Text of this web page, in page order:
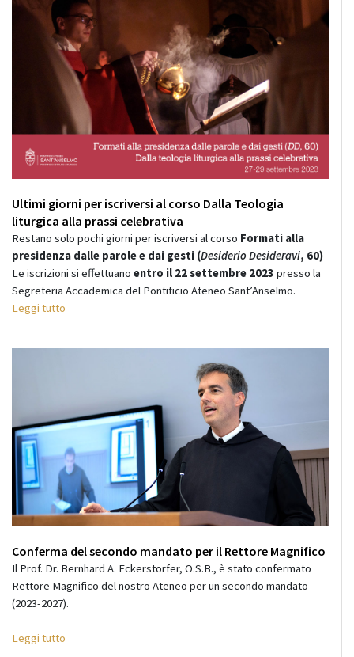
Ultimi giorni per iscriversi al corso Dalla Teologia
liturgica alla prassi celebrativa
Restano solo pochi giorni per iscriversi al corso Formati alla
presidenza dalle parole e dai gesti (Desiderio Desideravi, 60)
Le iscrizioni si effettuano entro il 22 settembre 2023 presso la
Segreteria Accademica del Pontificio Ateneo Sant’Anselmo.
Leggi tutto
Conferma del secondo mandato per il Rettore Magnifico
Il Prof. Dr. Bernhard A. Eckerstorfer, O.S.B., è stato confermato
Rettore Magnifico del nostro Ateneo per un secondo mandato
(2023-2027).
Leggi tutto